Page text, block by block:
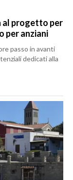
al progetto per
per anziani
passo in avanti
dedicati alla